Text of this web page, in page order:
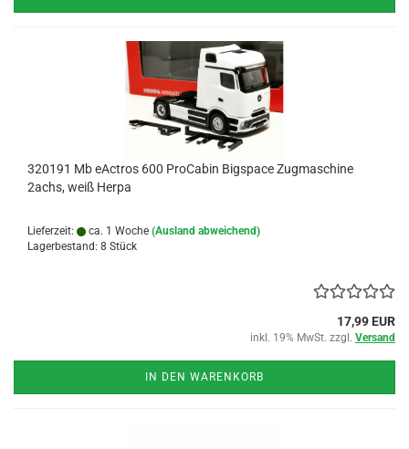
320191 Mb eActros 600 ProCabin Bigspace Zugmaschine
2achs, weiß Herpa
Lieferzeit: ca. 1 Woche (Ausland abweichend)
Lagerbestand: 8 Stück
17,99 EUR
inkl. 19% MwSt. zzgl. Versand
IN DEN WARENKORB